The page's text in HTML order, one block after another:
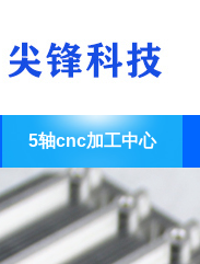
5轴cnc加工中心